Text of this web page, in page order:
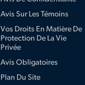
Avis Sur Les Témoins
Vos Droits En Matière De
Protection De La Vie
Privée
Avis Obligatoires
Plan Du Site